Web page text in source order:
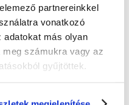
partnereinkkel
vonatkozó
adatokat más olyan
számukra vagy az
gyűjtöttek.
por, kukorica, cukortalan
halpor, szárított tojás, lenmag,
0,06% ß-
klorid, zöldajkú kagyló